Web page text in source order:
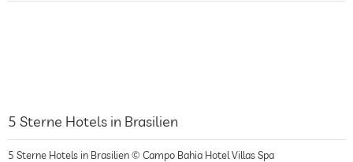
5 Sterne Hotels in Brasilien
5 Sterne Hotels in Brasilien © Campo Bahia Hotel Villas Spa